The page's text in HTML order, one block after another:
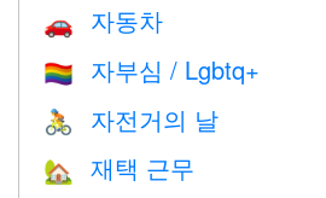
🚗 자동차
🏳️‍🌈 자부심 / Lgbtq+
🚴 자전거의 날
🏡 재택 근무